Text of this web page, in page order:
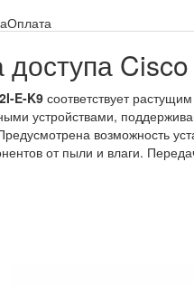
Оплата
E-K9 соответствует
устройствами,
возможность
от пыли и влаги.